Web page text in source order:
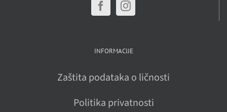
INFORMACIJE
Zaštita podataka o ličnosti
Politika privatnosti